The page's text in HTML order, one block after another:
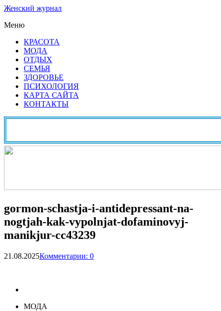
Женский журнал
Меню
КРАСОТА
МОДА
ОТДЫХ
СЕМЬЯ
ЗДОРОВЬЕ
ПСИХОЛОГИЯ
КАРТА САЙТА
КОНТАКТЫ
gormon-schastja-i-antidepressant-na-
nogtjah-kak-vypolnjat-dofaminovyj-
manikjur-cc43239
21.08.2025Комментарии: 0
МОДА